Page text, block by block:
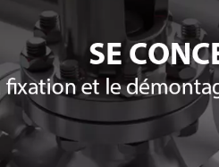
hydrolique
de bride